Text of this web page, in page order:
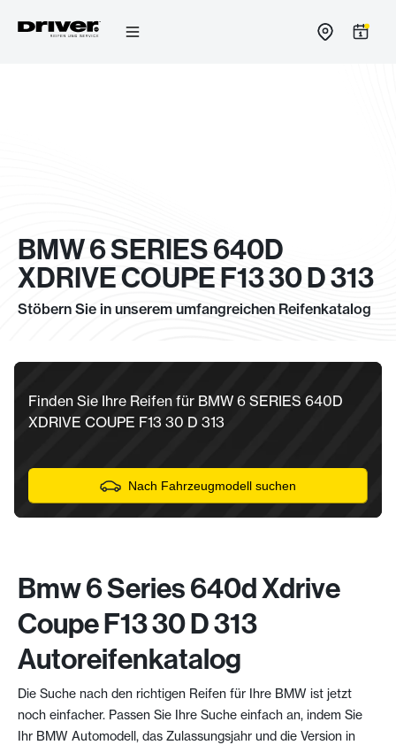
BMW 6 SERIES 640D
XDRIVE COUPE F13 30 D 313
Stöbern Sie in unserem umfangreichen Reifenkatalog
Finden Sie Ihre Reifen für BMW 6 SERIES 640D
XDRIVE COUPE F13 30 D 313
Nach Fahrzeugmodell suchen
Bmw 6 Series 640d Xdrive
Coupe F13 30 D 313
Autoreifenkatalog
Die Suche nach den richtigen Reifen für Ihre BMW ist jetzt
noch einfacher. Passen Sie Ihre Suche einfach an, indem Sie
Ihr BMW Automodell, das Zulassungsjahr und die Version in